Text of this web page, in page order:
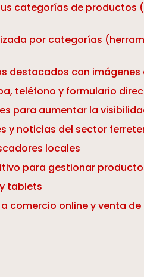
categorías de productos
por categorías
destacados con
teléfono y formulario
para aumentar la
y noticias del sector
locales
para gestionar
tablets
comercio online y venta